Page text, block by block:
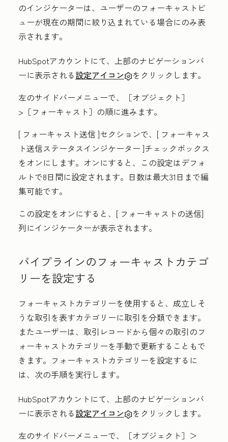
のインジケーターは、ユーザーのフォーキャストビ
ューが現在の期間に絞り込まれている場合にのみ表
示されます。
HubSpotアカウントにて、上部のナビゲーションバ
ーに表示される設定アイコン
をクリックします。
左のサイドバーメニューで、［オブジェクト］
>［フォーキャスト］ の順に進みます。
[ フォーキャスト送信 ]セクションで、[ フォーキャス
ト送信ステータスインジケーター ]チェックボックス
をオンにします。オンにすると、この設定はデフォ
ルトで8日間に設定されます。日数は最大31日まで編
集可能です。
この設定をオンにすると、[ フォーキャストの送信]
列にインジケーターが表示されます。
パイプラインのフォーキャストカテゴ
リーを設定する
フォーキャストカテゴリーを使用すると、成立しそ
うな取引を表すカテゴリーに取引を分類できます。
またユーザーは、取引レコードから個々の取引のフ
ォーキャストカテゴリーを手動で更新することもで
きます。フォーキャストカテゴリーを設定するに
は、次の手順を実行します。
HubSpotアカウントにて、上部のナビゲーションバ
ーに表示される設定アイコン
をクリックします。
左のサイドバーメニューで、［オブジェクト］ ＞